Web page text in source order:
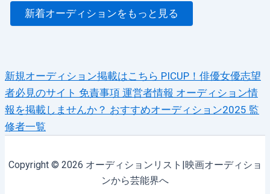
新着オーディションをもっと見る
新規オーディション掲載はこちら PICUP！俳優女優志望
者必見のサイト 免責事項 運営者情報 オーディション情
報を掲載しませんか？ おすすめオーディション2025 監
修者一覧
Copyright © 2026 オーディションリスト|映画オーディショ
ンから芸能界へ